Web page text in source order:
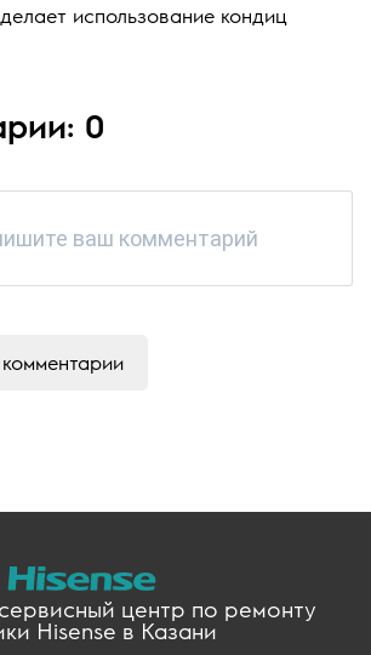
использование кондиц
0
ваш комментарий
центр по ремонту
Hisense в Казани